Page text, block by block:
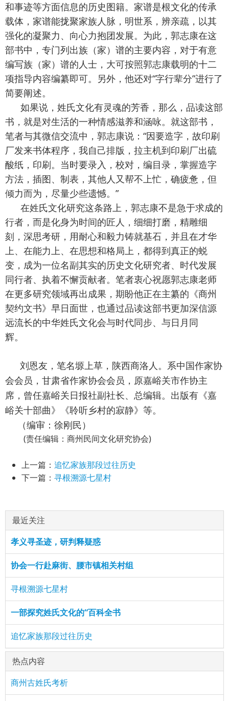
和事迹等方面信息的历史图籍。家谱是根文化的传承
载体，家谱能拢聚家族人脉，明世系，辨亲疏，以其
强化的凝聚力、向心力抱团发展。为此，郭志康在这
部书中，专门列出族（家）谱的主要内容，对于有意
编写族（家）谱的人士，大可按照郭志康载明的十二
项指导内容编纂即可。另外，他还对“字行辈分”进行了
简要阐述。
如果说，姓氏文化有灵魂的芳香，那么，品读这部
书，就是对生活的一种情感滋养和涵咏。就这部书，
笔者与其微信交流中，郭志康说：“因要造字，故印刷
厂发来书体程序，我自己排版，拉主机到印刷厂出硫
酸纸，印刷。当时要录入，校对，编目录，掌握造字
方法，插图、制表，其他人又帮不上忙，确疲惫，但
倾力而为，尽量少些遗憾。”
在姓氏文化研究这条路上，郭志康不是急于求成的
行者，而是化身为时间的匠人，细细打磨，精雕细
刻，深思考研，用耐心和毅力铸就基石，并且在才华
上、在能力上、在思想和格局上，都得到真正的蜕
变，成为一位名副其实的历史文化研究者、时代发展
同行者、执着不懈贡献者。笔者衷心祝愿郭志康老师
在更多研究领域再出成果，期盼他正在主纂的《商州
契约文书》早日面世，也通过品读这部书更加深信源
远流长的中华姓氏文化会与时代同步、与日月同
辉。
刘恩友，笔名塬上草，陕西商洛人。系中国作家协
会会员，甘肃省作家协会会员，原嘉峪关市作协主
席，曾任嘉峪关日报社副社长、总编辑。出版有《嘉
峪关十部曲》《聆听乡村的寂静》等。
（编审：徐刚民）
(责任编辑：商州民间文化研究协会)
上一篇： 追忆家族那段过往历史
下一篇： 寻根溯源七星村
最近关注
孝义寻圣迹，研判释疑惑
协会一行赴麻街、腰市镇相关村组
寻根溯源七星村
一部探究姓氏文化的“百科全书
追忆家族那段过往历史
热点内容
商州古姓氏考析